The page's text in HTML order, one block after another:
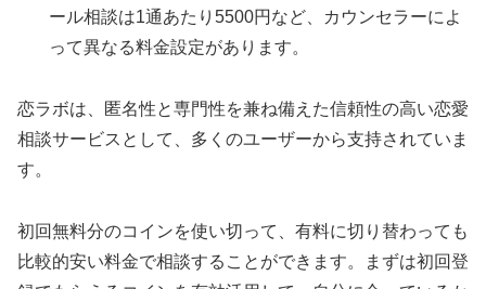
ール相談は1通あたり5500円など、カウンセラーによ
って異なる料金設定があります。
恋ラボは、匿名性と専門性を兼ね備えた信頼性の高い恋愛
相談サービスとして、多くのユーザーから支持されていま
す。
初回無料分のコインを使い切って、有料に切り替わっても
比較的安い料金で相談することができます。まずは初回登